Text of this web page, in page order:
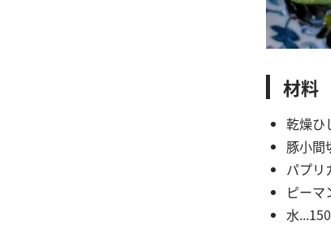
材料
乾燥ひ
豚小間
パプリ
ピーマ
水